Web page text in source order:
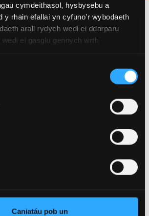
cymdeithasol, hysbysebu a
y rhain efallai yn cyfuno’r wybodaeth
arall rydych wedi ei ddarparu
ei gasglu gennych wrth
Caniatáu pob un